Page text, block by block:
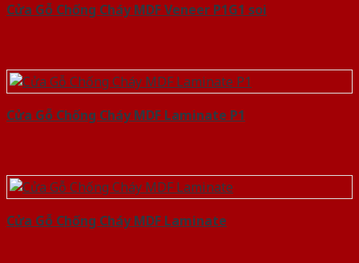
Cửa Gỗ Chống Cháy MDF Veneer P1G1 soi
Cửa Gỗ Chống Cháy MDF Laminate P1
Cửa Gỗ Chống Cháy MDF Laminate